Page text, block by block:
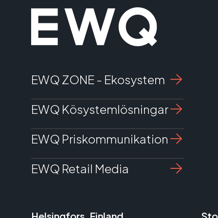
EWQ ZONE - Ekosystem
EWQ Kösystemlösningar
EWQ Priskommunikation
EWQ Retail Media